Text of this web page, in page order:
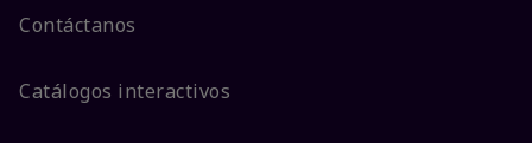
Contáctanos
Catálogos interactivos